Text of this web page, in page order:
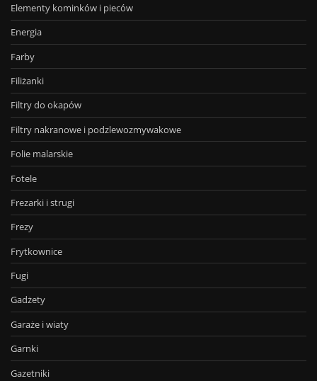
Elementy kominków i pieców
Energia
Farby
Filiżanki
Filtry do okapów
Filtry nakranowe i podzlewozmywakowe
Folie malarskie
Fotele
Frezarki i strugi
Frezy
Frytkownice
Fugi
Gadżety
Garaże i wiaty
Garnki
Gazetniki